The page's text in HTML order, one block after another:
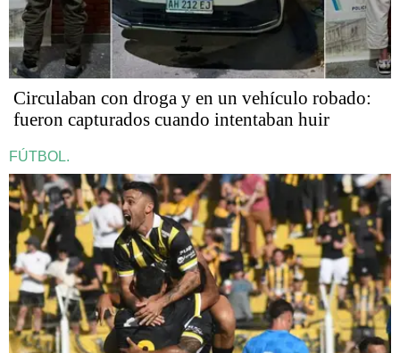
Circulaban con droga y en un vehículo robado:
fueron capturados cuando intentaban huir
FÚTBOL.